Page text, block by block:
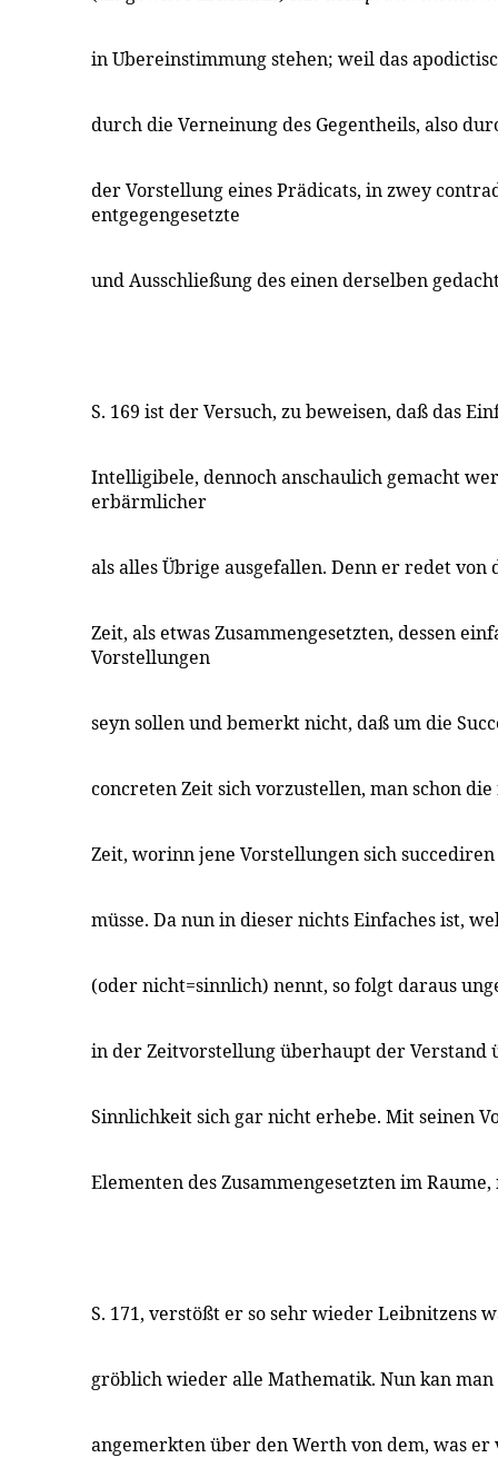
in Ubereinstimmung stehen; weil das
durch die Verneinung des Gegentheils, also
der Vorstellung eines Prädicats, in zwey
entgegengesetzte
und Ausschließung des einen derselben
S. 169 ist der Versuch, zu beweisen, daß das
Intelligibele, dennoch anschaulich gemacht
erbärmlicher
als alles Übrige ausgefallen. Denn er redet von
Zeit, als etwas Zusammengesetzten, dessen
Vorstellungen
seyn sollen und bemerkt nicht, daß um die
concreten Zeit sich vorzustellen, man schon
Zeit, worinn jene Vorstellungen sich
müsse. Da nun in dieser nichts Einfaches ist,
(oder nicht=sinnlich) nennt, so folgt daraus
in der Zeitvorstellung überhaupt der Verstand
Sinnlichkeit sich gar nicht erhebe. Mit seinen
Elementen des Zusammengesetzten im
S. 171, verstößt er so sehr wieder Leibnitzens
gröblich wieder alle Mathematik. Nun kan man
angemerkten über den Werth von dem, was er